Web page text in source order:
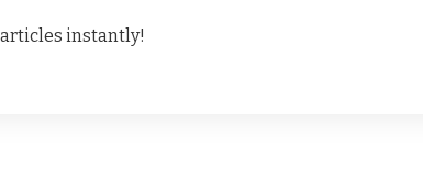
instantly!